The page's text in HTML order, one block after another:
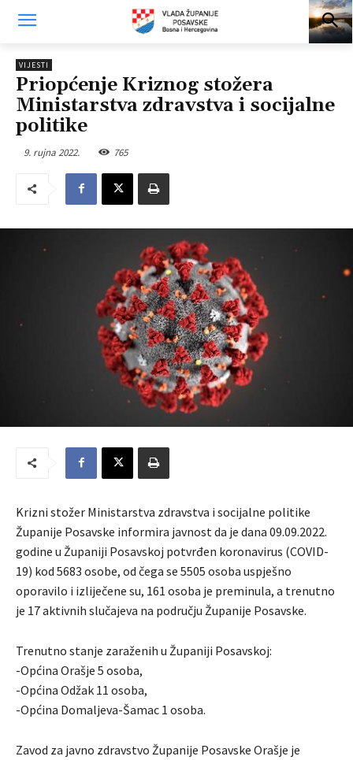
VIJESTI
Priopćenje Kriznog stožera
Ministarstva zdravstva i socijalne
politike
9. rujna 2022. 765
Krizni stožer Ministarstva zdravstva i socijalne politike
Županije Posavske informira javnost da je dana 09.09.2022.
godine u Županiji Posavskoj potvrđen koronavirus (COVID-
19) kod 5683 osobe, od čega se 5505 osoba uspješno
oporavilo i izliječene su, 161 osoba je preminula, a trenutno
je 17 aktivnih slučajeva na području Županije Posavske.
Trenutno stanje zaraženih u Županiji Posavskoj:
-Općina Orašje 5 osoba,
-Općina Odžak 11 osoba,
-Općina Domaljeva-Šamac 1 osoba.
Zavod za javno zdravstvo Županije Posavske Orašje je